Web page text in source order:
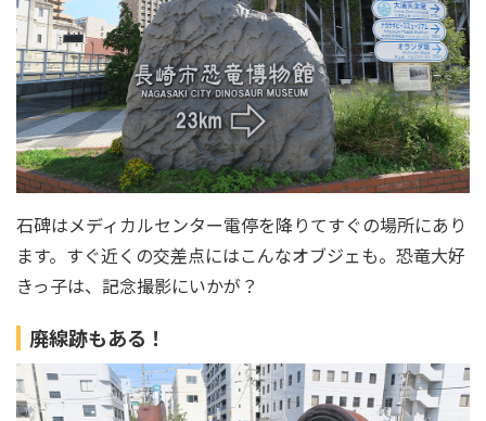
石碑はメディカルセンター電停を降りてすぐの場所にあり
ます。すぐ近くの交差点にはこんなオブジェも。恐竜大好
きっ子は、記念撮影にいかが？
廃線跡もある！